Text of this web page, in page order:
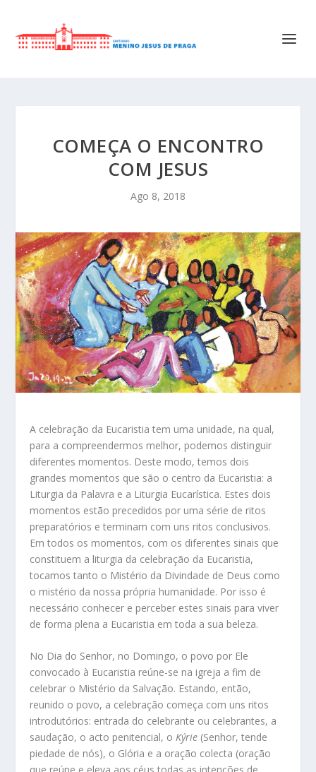
COMEÇA O ENCONTRO
COM JESUS
Ago 8, 2018
A celebração da Eucaristia tem uma unidade, na qual,
para a compreendermos melhor, podemos distinguir
diferentes momentos. Deste modo, temos dois
grandes momentos que são o centro da Eucaristia: a
Liturgia da Palavra e a Liturgia Eucarística. Estes dois
momentos estão precedidos por uma série de ritos
preparatórios e terminam com uns ritos conclusivos.
Em todos os momentos, com os diferentes sinais que
constituem a liturgia da celebração da Eucaristia,
tocamos tanto o Mistério da Divindade de Deus como
o mistério da nossa própria humanidade. Por isso é
necessário conhecer e perceber estes sinais para viver
de forma plena a Eucaristia em toda a sua beleza.
No Dia do Senhor, no Domingo, o povo por Ele
convocado à Eucaristia reúne-se na igreja a fim de
celebrar o Mistério da Salvação. Estando, então,
reunido o povo, a celebração começa com uns ritos
introdutórios: entrada do celebrante ou celebrantes, a
saudação, o acto penitencial, oKýrie (Senhor, tende
piedade de nós), o Glória e a oração colecta (oração